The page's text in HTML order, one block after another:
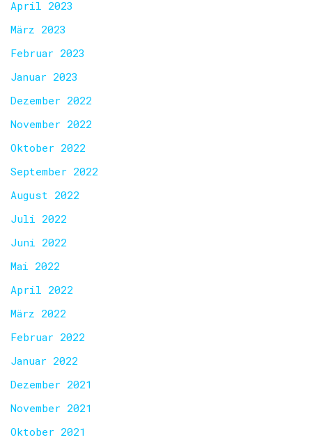
April 2023
März 2023
Februar 2023
Januar 2023
Dezember 2022
November 2022
Oktober 2022
September 2022
August 2022
Juli 2022
Juni 2022
Mai 2022
April 2022
März 2022
Februar 2022
Januar 2022
Dezember 2021
November 2021
Oktober 2021